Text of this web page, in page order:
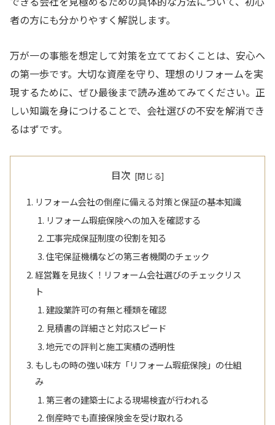
者の方にも分かりやすく解説します。
万が一の事態を想定して対策を立てておくことは、安心へ
の第一歩です。大切な資産を守り、理想のリフォームを実
現するために、ぜひ最後まで読み進めてみてください。正
しい知識を身につけることで、会社選びの不安を解消でき
るはずです。
目次
リフォーム会社の倒産に備える対策と保証の基本知識
リフォーム瑕疵保険への加入を確認する
工事完成保証制度の役割を知る
住宅保証機構などの第三者機関のチェック
経営難を見抜く！リフォーム会社選びのチェックリス
ト
建設業許可の有無と種類を確認
見積書の詳細さと対応スピード
地元での評判と施工実績の透明性
もしもの時の強い味方「リフォーム瑕疵保険」の仕組
み
第三者の建築士による現場検査が行われる
倒産時でも直接保険金を受け取れる